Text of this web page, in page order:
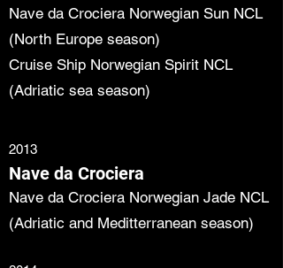
Nave da Crociera Norwegian Sun NCL
(North Europe season)
Cruise Ship Norwegian Spirit NCL
(Adriatic sea season)
2013
Nave da Crociera
Nave da Crociera Norwegian Jade NCL
(Adriatic and Meditterranean season)